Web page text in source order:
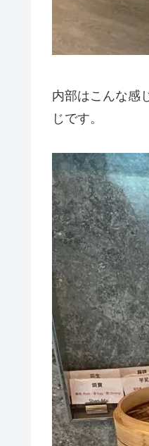
内部はこんな感
じです。